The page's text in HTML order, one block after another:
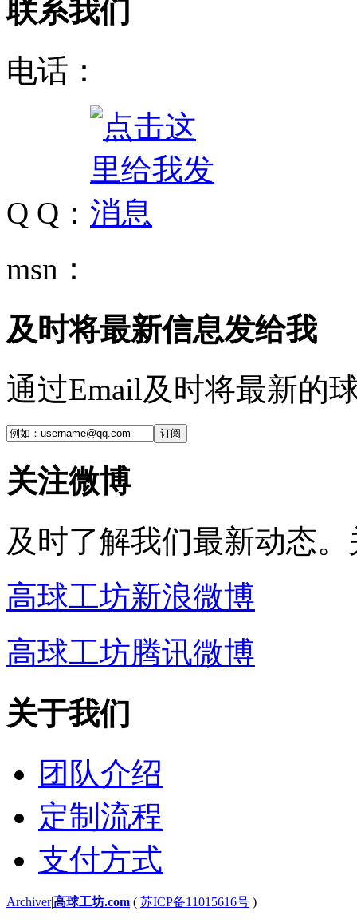
联系我们
电话：
Q Q：
msn：
及时将最新信息发给我
通过Email及时将最新的
订阅
关注微博
及时了解我们最新动态
高球工坊新浪微博
高球工坊腾讯微博
关于我们
团队介绍
定制流程
支付方式
Archiver|高球工坊.com ( 苏ICP备11015616号 )